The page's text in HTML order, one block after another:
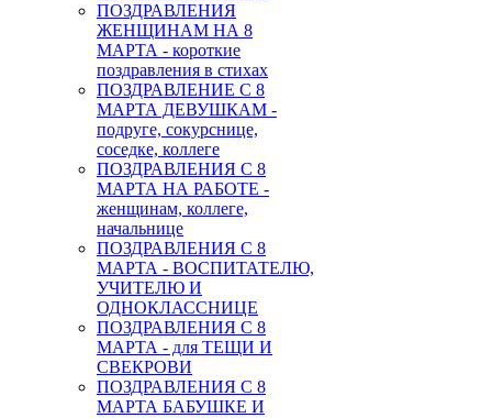
ПОЗДРАВЛЕНИЯ
ЖЕНЩИНАМ НА 8
МАРТА - короткие
поздравления в стихах
ПОЗДРАВЛЕНИЕ С 8
МАРТА ДЕВУШКАМ -
подруге, сокурснице,
соседке, коллеге
ПОЗДРАВЛЕНИЯ С 8
МАРТА НА РАБОТЕ -
женщинам, коллеге,
начальнице
ПОЗДРАВЛЕНИЯ С 8
МАРТА - ВОСПИТАТЕЛЮ,
УЧИТЕЛЮ И
ОДНОКЛАССНИЦЕ
ПОЗДРАВЛЕНИЯ С 8
МАРТА - для ТЕЩИ И
СВЕКРОВИ
ПОЗДРАВЛЕНИЯ С 8
МАРТА БАБУШКЕ И